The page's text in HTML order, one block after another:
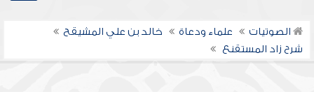
الصوتيات علماء ودعاة
خالد بن علي المشيقح
شرح زاد المستقنع